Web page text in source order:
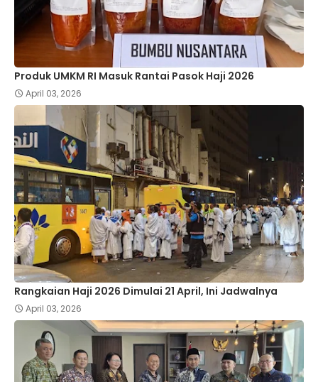
Produk UMKM RI Masuk Rantai Pasok Haji 2026
April 03, 2026
Rangkaian Haji 2026 Dimulai 21 April, Ini Jadwalnya
April 03, 2026